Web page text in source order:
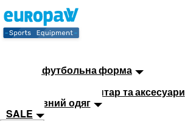
Дитяча футбольна форма
Тренувальний інвентар та аксесуари
Спортивний одяг
SALE